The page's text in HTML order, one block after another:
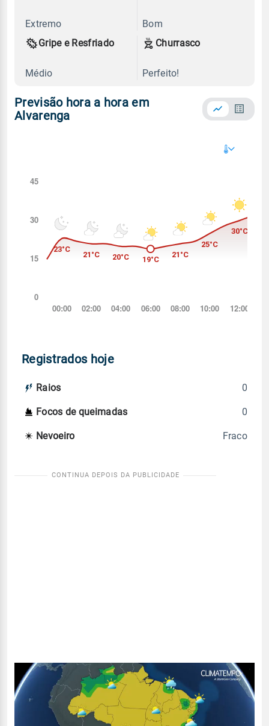
Extremo
Bom
Gripe e Resfriado
Médio
Churrasco
Perfeito!
Previsão hora a hora em
Alvarenga
Registrados hoje
Raios 0
Focos de queimadas 0
Nevoeiro Fraco